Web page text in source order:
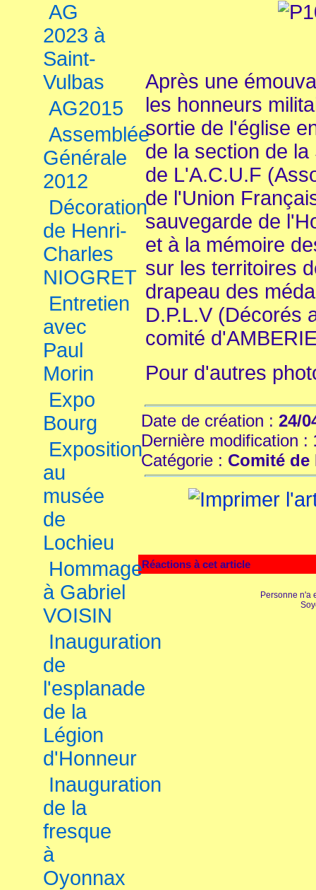
AG
2023 à
Saint-
Vulbas
AG2015
Assemblée
Générale
2012
Décoration
de Henri-
Charles
NIOGRET
Entretien
avec
Paul
Morin
Expo
Bourg
Exposition
au
musée
de
Lochieu
Hommage
à Gabriel
VOISIN
Inauguration
de
l'esplanade
de la
Légion
d'Honneur
Inauguration
de la
fresque
à
Oyonnax
Après une
les honneurs
sortie de l'église
de la section de
de L'A.C.U.F
de l'Union
sauvegarde de
et à la mémoire
sur les territoires
drapeau des
D.P.L.V (Décorés
comité
Pour d'autres
Date de création : 24/
Dernière modification :
Catégorie : Comité de
Réactions à cet article
Personne n'a